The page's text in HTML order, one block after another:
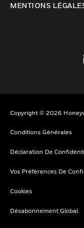
MENTIONS
Copyright © 2026
Conditions Générales
Déclaration De
Vos Préférences De
Cookies
Désabonnement Global